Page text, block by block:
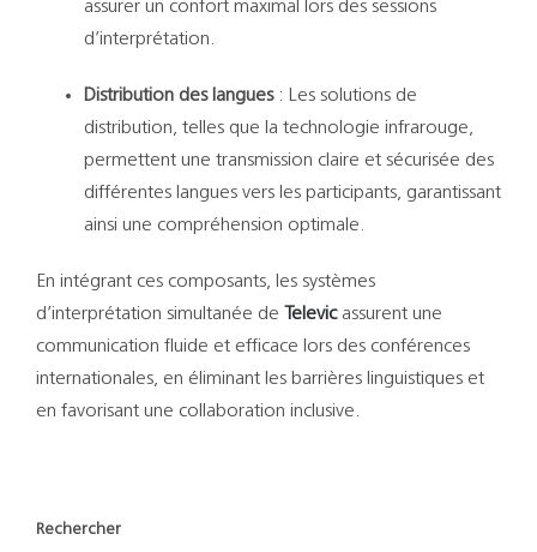
assurer un confort maximal lors des sessions
d’interprétation.
Distribution des langues: Les solutions de
distribution, telles que la technologie infrarouge,
permettent une transmission claire et sécurisée des
différentes langues vers les participants, garantissant
ainsi une compréhension optimale.
En intégrant ces composants, les systèmes
d’interprétation simultanée de Televic assurent une
communication fluide et efficace lors des conférences
internationales, en éliminant les barrières linguistiques et
en favorisant une collaboration inclusive.
Rechercher